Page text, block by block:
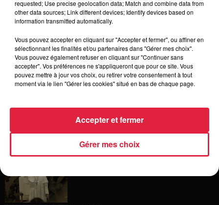
6 août 2026
Tags antisémites à Strasbourg :
6 août 2026
Au zoo de Mulhouse : rencontre
6 août 2026
Les dernières infos sur la venue du
requested; Use precise geolocation data; Match and combine data from
other data sources; Link different devices; Identify devices based on
information transmitted automatically.
Vous pouvez accepter en cliquant sur "Accepter et fermer", ou affiner en
sélectionnant les finalités et/ou partenaires dans "Gérer mes choix".
Vous pouvez également refuser en cliquant sur "Continuer sans
accepter". Vos préférences ne s'appliqueront que pour ce site. Vous
pouvez mettre à jour vos choix, ou retirer votre consentement à tout
moment via le lien "Gérer les cookies" situé en bas de chaque page.
Gérer mes choix
Accepter et fermer